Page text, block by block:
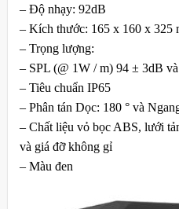
– Độ nhạy: 92dB
– Kích thước: 165 x 160 x 325
– Trọng lượng:
– SPL (@ 1W / m) 94 ± 3dB
– Tiêu chuẩn IP65
– Phân tán Dọc: 180 ° và
– Chất liệu vỏ bọc ABS, lưới
và giá đỡ không gỉ
– Màu đen